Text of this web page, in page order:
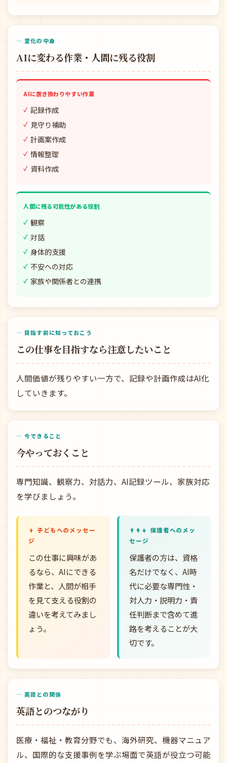
— 変化の中身
AIに変わる作業・人間に残る役割
AIに置き換わりやすい作業
記録作成
見守り補助
計画案作成
情報整理
資料作成
人間に残る可能性がある役割
観察
対話
身体的支援
不安への対応
家族や関係者との連携
— 目指す前に知っておこう
この仕事を目指すなら注意したいこと
人間価値が残りやすい一方で、記録や計画作成はAI化
していきます。
— 今できること
今やっておくこと
専門知識、観察力、対話力、AI記録ツール、家族対応
を学びましょう。
👦 子どもへのメッセー
ジ
この仕事に興味があ
るなら、AIにできる
作業と、人間が相手
を見て支える役割の
違いを考えてみまし
ょう。
👨‍👩‍👧 保護者へのメッ
セージ
保護者の方は、資格
名だけでなく、AI時
代に必要な専門性・
対人力・説明力・責
任判断まで含めて進
路を考えることが大
切です。
— 英語との関係
英語とのつながり
医療・福祉・教育分野でも、海外研究、機器マニュア
ル、国際的な支援事例を学ぶ場面で英語が役立つ可能